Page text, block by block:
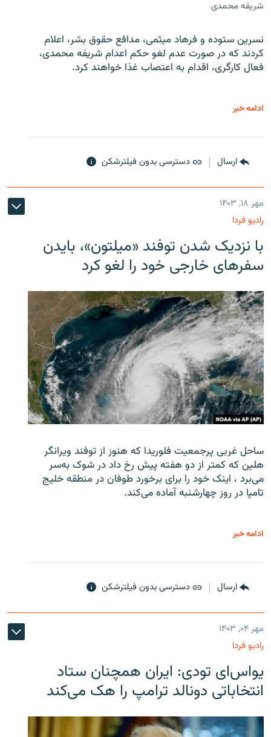
شریفه محمدی
نسرین ستوده و فرهاد میثمی، مدافع حقوق بشر، اعلام
کردند که در صورت عدم لغو حکم اعدام شریفه محمدی،
فعال کارگری، اقدام به اعتصاب غذا خواهند کرد.
ادامه خبر
ارسال دسترسی بدون فیلترشکن
مهر ۱۸, ۱۴۰۳
رادیو فردا
با نزدیک شدن توفند «میلتون»، بایدن
سفرهای خارجی خود را لغو کرد
ساحل غربی پرجمعیت فلوریدا که هنوز از توفند ویرانگر
هلین که کمتر از دو هفته پیش رخ داد در شوک به‌سر
می‌برد ، اینک خود را برای برخورد طوفان در منطقه خلیج
تامپا در روز چهارشنبه آماده می‌کند.
ادامه خبر
ارسال دسترسی بدون فیلترشکن
مهر ۰۴, ۱۴۰۳
رادیو فردا
یو‌اس‌ای تودی: ایران همچنان ستاد
انتخاباتی دونالد ترامپ را هک می‌کند